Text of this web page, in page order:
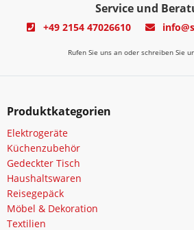
Service und
+49 2154 47026610
Rufen Sie uns an oder schreiben Sie
Produktkategorien
Elektrogeräte
Küchenzubehör
Gedeckter Tisch
Haushaltswaren
Reisegepäck
Möbel & Dekoration
Textilien